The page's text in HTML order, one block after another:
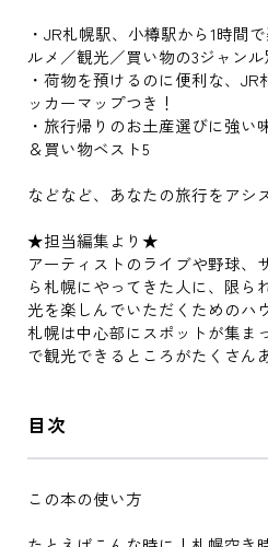
・JR札幌駅、小樽駅から1時間
ルメ／観光／買い物の3ジャン
・荷物を預けるのに便利な、
ッカーマップつき！
・旅行帰りのお土産選びに強い
＆買い物ベスト5
などなど、あなたの旅行をアシ
★担当編集より★
アーティストのライブや野球、
ら札幌にやってきた人に、限ら
光を楽しんでいただくためのハ
札幌は中心部にスポットが集ま
で観光できるところがたくさん
目次
この本の使い方